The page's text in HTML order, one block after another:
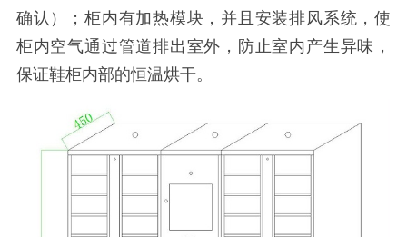
确认）；柜内有加热模块，并且安装排风系统，使
柜内空气通过管道排出室外，防止室内产生异味，
保证鞋柜内部的恒温烘干。